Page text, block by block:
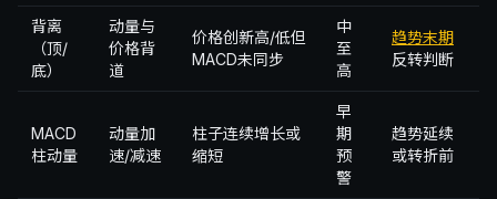
背离
（顶/
底）
动量与
价格背
道
价格创新高/低但
MACD未同步
中
至
高
趋势末期
反转判断
MACD
柱动量
动量加
速/减速
柱子连续增长或
缩短
早
期
预
警
趋势延续
或转折前